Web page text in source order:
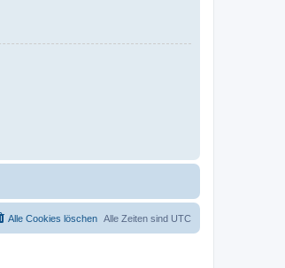
Alle Zeiten sind UTC
Alle Cookies löschen